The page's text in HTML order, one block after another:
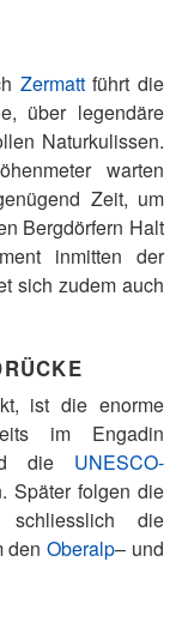
Zermattführt die
über legendäre
Naturkulissen.
warten
Zeit, um
Bergdörfern Halt
inmitten der
sich zudem auch
ist die enorme
im Engadin
die UNESCO-
Später folgen die
die
denOberalp– und